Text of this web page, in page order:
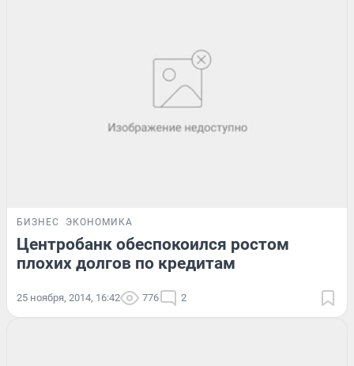
БИЗНЕС ЭКОНОМИКА
Центробанк обеспокоился ростом
плохих долгов по кредитам
25 ноября, 2014, 16:42 776 2